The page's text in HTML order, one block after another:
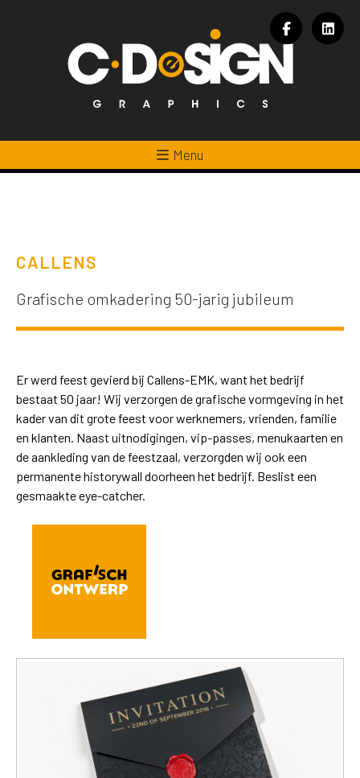
Menu
CALLENS
Grafische omkadering 50-jarig jubileum
Er werd feest gevierd bij Callens-EMK, want het bedrijf
bestaat 50 jaar! Wij verzorgen de grafische vormgeving in het
kader van dit grote feest voor werknemers, vrienden, familie
en klanten. Naast uitnodigingen, vip-passes, menukaarten en
de aankleding van de feestzaal, verzorgden wij ook een
permanente historywall doorheen het bedrijf. Beslist een
gesmaakte eye-catcher.